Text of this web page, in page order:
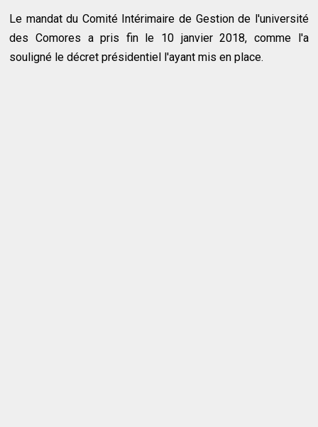
Le mandat du Comité Intérimaire de Gestion de l'université
des Comores a pris fin le 10 janvier 2018, comme l'a
souligné le décret présidentiel l'ayant mis en place.